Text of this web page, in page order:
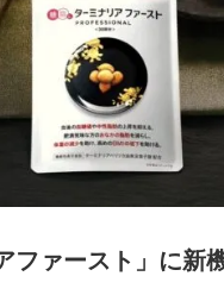
ファースト」に新